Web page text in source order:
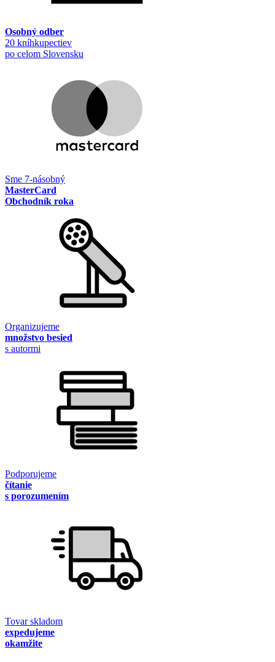
Osobný odber
20 kníhkupectiev
po celom Slovensku
Sme 7-násobný
MasterCard
Obchodník roka
Organizujeme
množstvo besied
s autormi
Podporujeme
čítanie
s porozumením
Tovar skladom
expedujeme
okamžite